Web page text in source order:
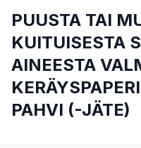
PUUSTA TAI
KUITUISESTA
AINEESTA
PAHVI (-JÄTE)